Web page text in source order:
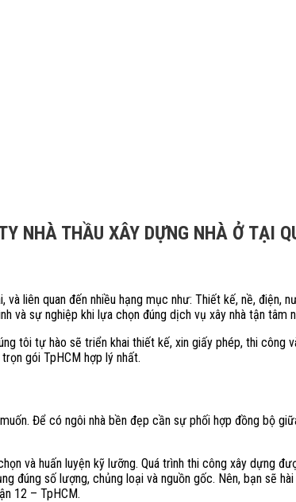
NHÀ THẦU XÂY DỰNG NHÀ Ở TẠI
và liên quan đến nhiều hạng mục như: Thiết kế, nề, điện,
và sự nghiệp khi lựa chọn đúng dịch vụ xây nhà tận tâm
tôi tự hào sẽ triển khai thiết kế, xin giấy phép, thi công
gói TpHCM hợp lý nhất.
Để có ngôi nhà bền đẹp cần sự phối hợp đồng bộ
và huấn luyện kỹ lưỡng. Quá trình thi công xây dựng
đúng số lượng, chủng loại và nguồn gốc. Nên, bạn sẽ
12 – TpHCM.